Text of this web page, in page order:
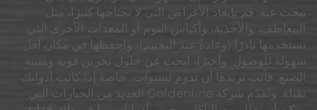
تبحث عنه. قم بإبعاد الأغراض التي لا تحتاجها كثيرًا، مثل
المعاطف، والأحذية، وأكياس النوم أو المعدات الأخرى التي
تستخدمها نادرًا (وعادةً عند التخييم)، واحفظها في مكان أقل
سهولة للوصول. وأخيرًا، ابحث عن حلول تخزين قوية ومتينة
الصنع. فأنت تريدها أن تدوم لسنوات، خاصةً إذا كانت أدواتك
ثقيلة. وتُقدّم شركة Goldenline العديد من الخيارات التي